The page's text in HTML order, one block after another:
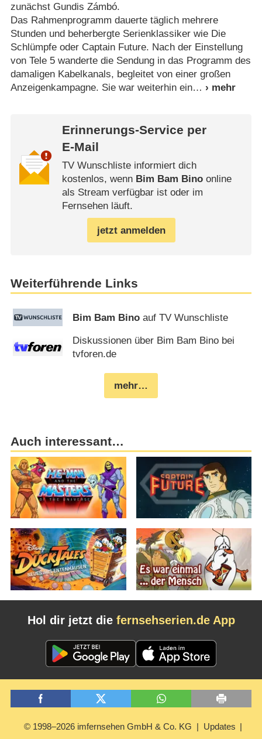
zunächst Gundis Zámbó.
Das Rahmenprogramm dauerte täglich mehrere
Stunden und beherbergte Serienklassiker wie Die
Schlümpfe oder Captain Future. Nach der Einstellung
von Tele 5 wanderte die Sendung in das Programm des
damaligen Kabelkanals, begleitet von einer großen
Anzeigenkampagne. Sie war weiterhin ein
Erinnerungs-Service per
E-Mail
TV Wunschliste informiert dich
kostenlos, wenn Bim Bam Binoonline
als Stream verfügbar ist oder im
Fernsehen läuft.
jetzt anmelden
Weiterführende Links
Bim Bam Bino auf TV Wunschliste
Diskussionen über Bim Bam Bino bei
tvforen.de
mehr…
Auch interessant…
Hol dir jetzt die fernsehserien.de App
© 1998–2026 imfernsehen GmbH & Co. KG Updates